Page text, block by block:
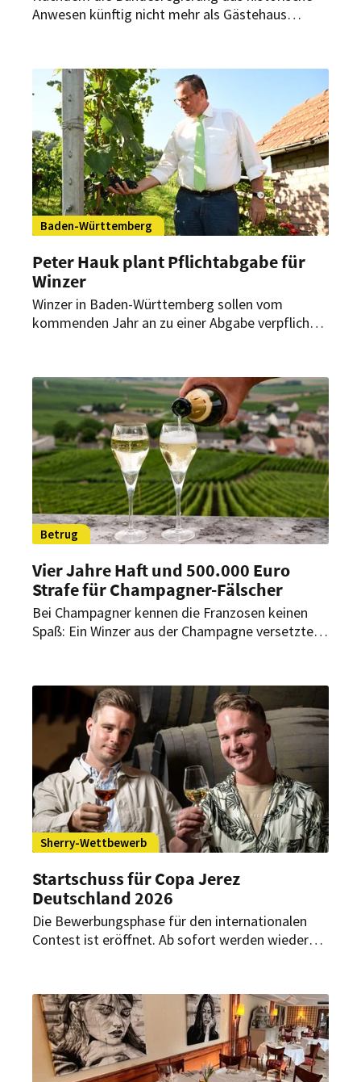
Anwesen künftig nicht mehr als Gästehaus
Zimmern wird nun ein Nachfolger gesucht.
Baden-Württemberg
Peter Hauk plant Pflichtabgabe für
Winzer
Winzer in Baden-Württemberg sollen vom
kommenden Jahr an zu einer Abgabe verpflichtet
„Zwangssolidarität“ spricht.
Betrug
Vier Jahre Haft und 500.000 Euro
Strafe für Champagner-Fälscher
Bei Champagner kennen die Franzosen keinen
Spaß: Ein Winzer aus der Champagne versetzte
Dafür muss er nun ins Gefängnis.
Sherry-Wettbewerb
Startschuss für Copa Jerez
Deutschland 2026
Die Bewerbungsphase für den internationalen
Contest ist eröffnet. Ab sofort werden wieder
Innovationsgeist das Potenzial von Sherry-
Weinen präsentieren möchten.